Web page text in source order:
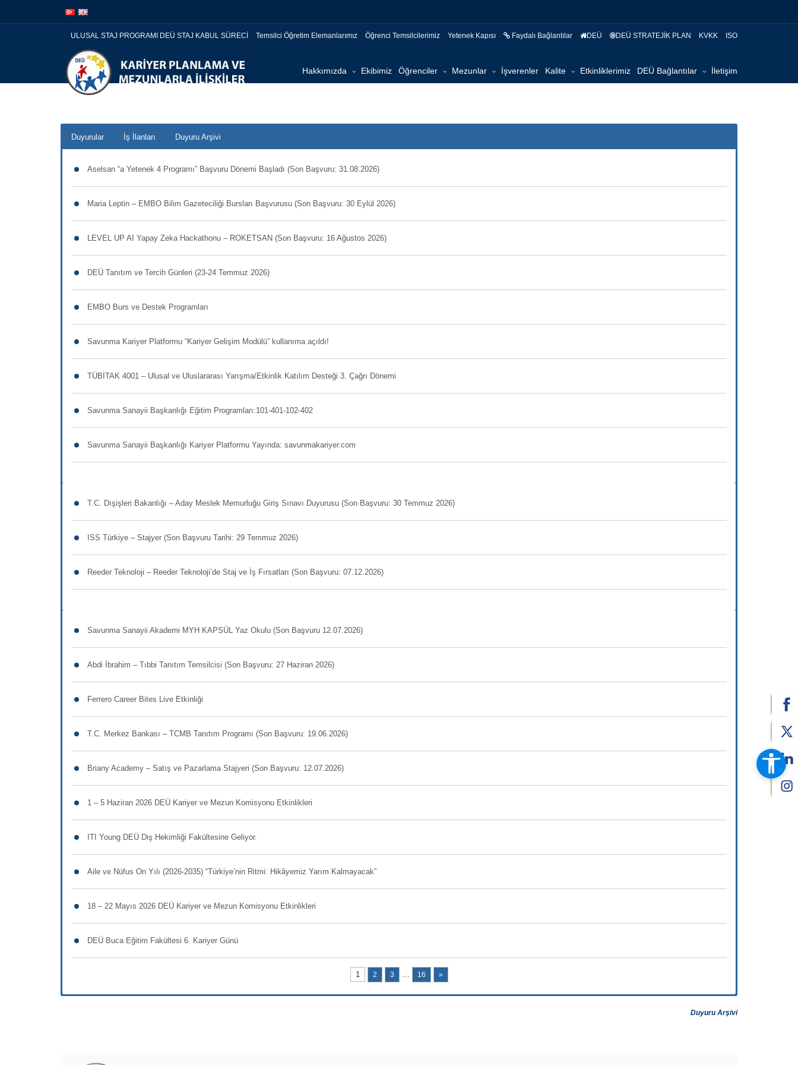
ULUSAL STAJ PROGRAMI DEÜ STAJ KABUL SÜRECİ Temsilci Öğretim Elemanlarımız Öğrenci Temsilcilerimiz Yetenek Kapısı Faydalı Bağlantılar DEÜ DEÜ STRATEJİK PLAN KVKK ISO
Hakkımızda Ekibimiz Öğrenciler Mezunlar İşverenler Kalite Etkinliklerimiz DEÜ Bağlantılar İletişim
Duyurular İş İlanları Duyuru Arşivi
Aselsan “a Yetenek 4 Programı” Başvuru Dönemi Başladı (Son Başvuru: 31.08.2026)
Maria Leptin – EMBO Bilim Gazeteciliği Bursları Başvurusu (Son Başvuru: 30 Eylül 2026)
LEVEL UP AI Yapay Zeka Hackathonu – ROKETSAN (Son Başvuru: 16 Ağustos 2026)
DEÜ Tanıtım ve Tercih Günleri (23-24 Temmuz 2026)
EMBO Burs ve Destek Programları
Savunma Kariyer Platformu “Kariyer Gelişim Modülü” kullanıma açıldı!
TÜBİTAK 4001 – Ulusal ve Uluslararası Yarışma/Etkinlik Katılım Desteği 3. Çağrı Dönemi
Savunma Sanayii Başkanlığı Eğitim Programları:101-401-102-402
Savunma Sanayii Başkanlığı Kariyer Platformu Yayında: savunmakariyer.com
T.C. Dışişleri Bakanlığı – Aday Meslek Memurluğu Giriş Sınavı Duyurusu (Son Başvuru: 30 Temmuz 2026)
ISS Türkiye – Stajyer (Son Başvuru Tarihi: 29 Temmuz 2026)
Reeder Teknoloji – Reeder Teknoloji’de Staj ve İş Fırsatları (Son Başvuru: 07.12.2026)
Savunma Sanayii Akademi MYH KAPSÜL Yaz Okulu (Son Başvuru 12.07.2026)
Abdi İbrahim – Tıbbi Tanıtım Temsilcisi (Son Başvuru: 27 Haziran 2026)
Ferrero Career Bites Live Etkinliği
T.C. Merkez Bankası – TCMB Tanıtım Programı (Son Başvuru: 19.06.2026)
Briany Academy – Satış ve Pazarlama Stajyeri (Son Başvuru: 12.07.2026)
1 – 5 Haziran 2026 DEÜ Kariyer ve Mezun Komisyonu Etkinlikleri
ITI Young DEÜ Diş Hekimliği Fakültesine Geliyor.
Aile ve Nüfus On Yılı (2026-2035) “Türkiye’nin Ritmi: Hikâyemiz Yarım Kalmayacak”
18 – 22 Mayıs 2026 DEÜ Kariyer ve Mezun Komisyonu Etkinlikleri
DEÜ Buca Eğitim Fakültesi 6. Kariyer Günü
1 2 3 … 16 »
Duyuru Arşivi